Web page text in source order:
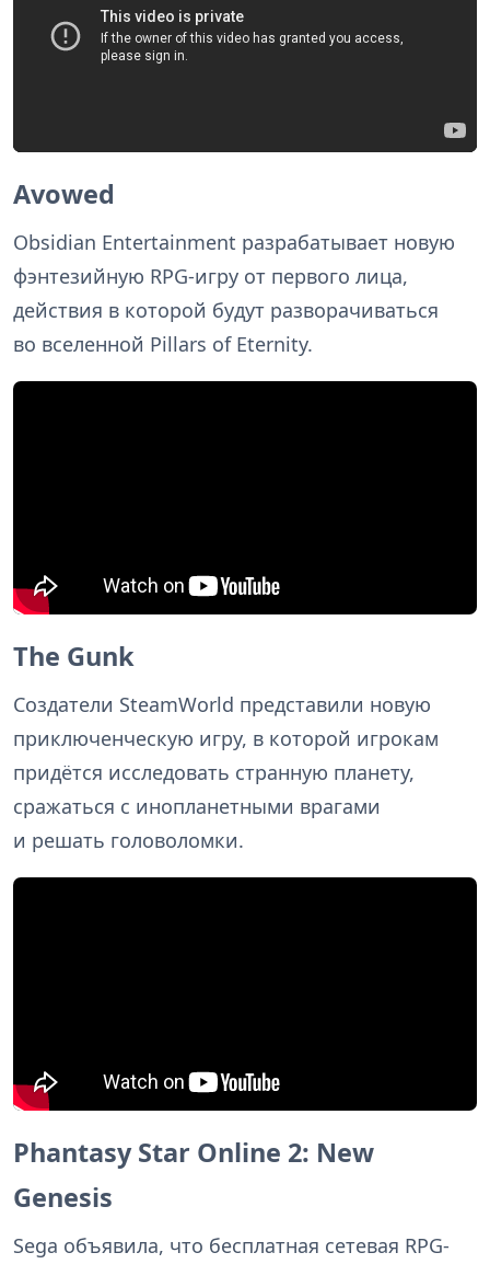
Avowed
Obsidian Entertainment разрабатывает новую
фэнтезийную RPG-игру от первого лица,
действия в которой будут разворачиваться
во вселенной Pillars of Eternity.
The Gunk
Создатели SteamWorld представили новую
приключенческую игру, в которой игрокам
придётся исследовать странную планету,
сражаться с инопланетными врагами
и решать головоломки.
Phantasy Star Online 2: New
Genesis
Sega объявила, что бесплатная сетевая RPG-